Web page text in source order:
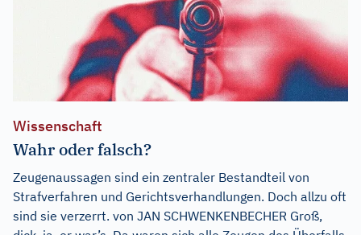
Wissenschaft
Wahr oder falsch?
Zeugenaussagen sind ein zentraler Bestandteil von
Strafverfahren und Gerichtsverhandlungen. Doch allzu oft
sind sie verzerrt. von JAN SCHWENKENBECHER Groß,